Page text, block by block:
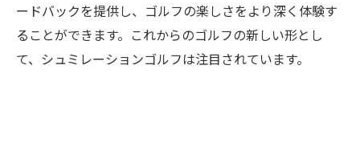
ードバックを提供し、ゴルフの楽しさをより深く体験す
ることができます。これからのゴルフの新しい形とし
て、シュミレーションゴルフは注目されています。